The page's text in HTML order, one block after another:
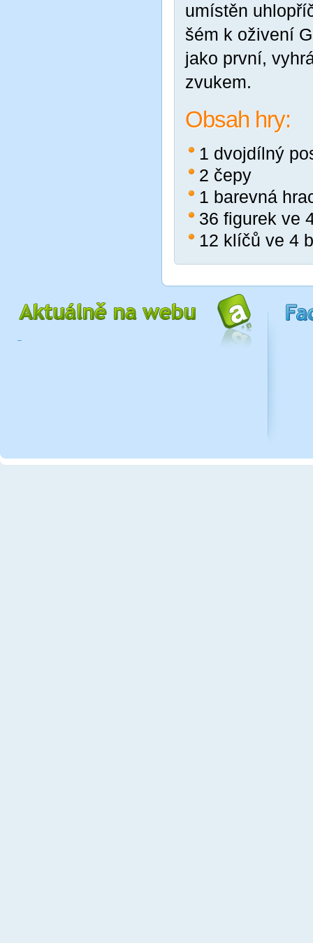
umístěn
šém k oživení
jako první,
zvukem.
Obsah hry:
1 dvojdílný
2 čepy
1 barevná
36 figurek ve
12 klíčů ve 4